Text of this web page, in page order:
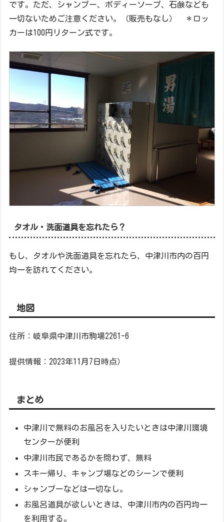
です。ただ、シャンプー、ボディーソープ、石鹸なども
一切ないためご注意ください。（販売もなし） ＊ロッ
カーは100円リターン式です。
タオル・洗面道具を忘れたら？
もし、タオルや洗面道具を忘れたら、中津川市内の百円
均一を訪れてください。
地図
住所：岐阜県中津川市駒場2261-6
提供情報：2023年11月7日時点）
まとめ
中津川で無料のお風呂を入りたいときは中津川環境
センターが便利
中津川市民であるかを問わず、無料
スキー帰り、キャンプ場などのシーンで便利
シャンプーなどは一切なし。
お風呂道具が欲しいときは、中津川市内の百円均一
を利用する。